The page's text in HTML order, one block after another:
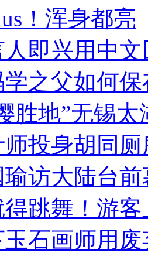
！浑身都亮
即兴用中
学之父如何
胜地”无锡
投身胡同
访大陆台
跳舞！游客
石画师用